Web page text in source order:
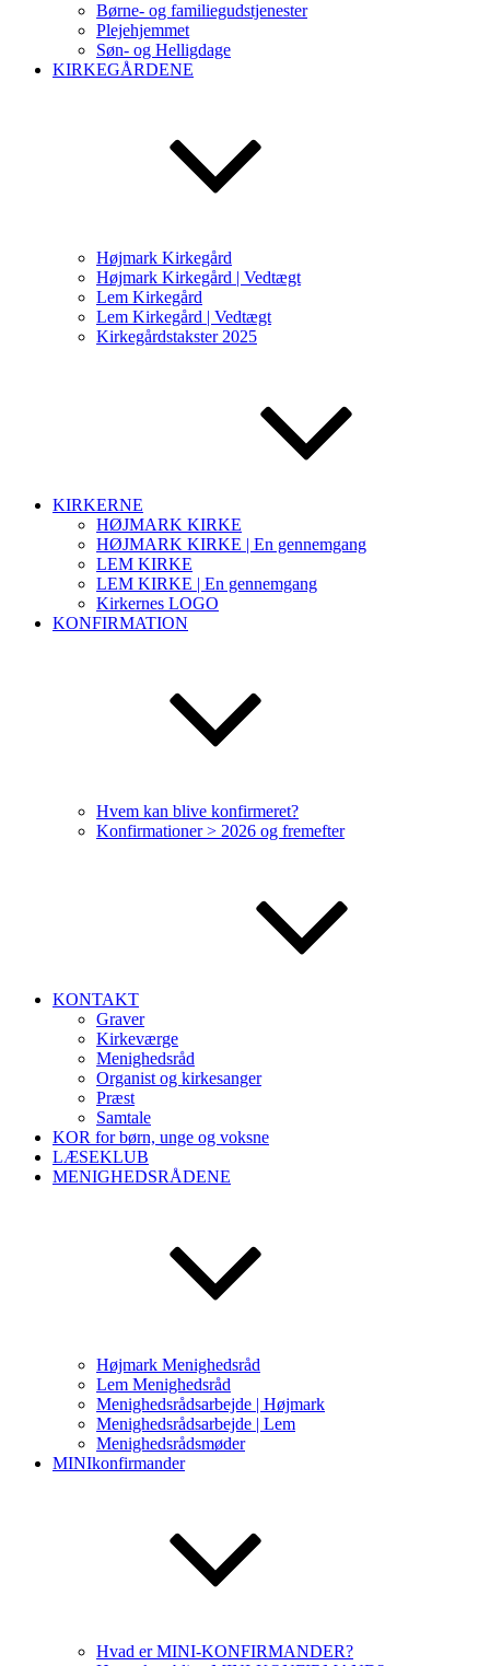
Børne- og familiegudstjenester
Plejehjemmet
Søn- og Helligdage
KIRKEGÅRDENE
Højmark Kirkegård
Højmark Kirkegård | Vedtægt
Lem Kirkegård
Lem Kirkegård | Vedtægt
Kirkegårdstakster 2025
KIRKERNE
HØJMARK KIRKE
HØJMARK KIRKE | En gennemgang
LEM KIRKE
LEM KIRKE | En gennemgang
Kirkernes LOGO
KONFIRMATION
Hvem kan blive konfirmeret?
Konfirmationer > 2026 og fremefter
KONTAKT
Graver
Kirkeværge
Menighedsråd
Organist og kirkesanger
Præst
Samtale
KOR for børn, unge og voksne
LÆSEKLUB
MENIGHEDSRÅDENE
Højmark Menighedsråd
Lem Menighedsråd
Menighedsrådsarbejde | Højmark
Menighedsrådsarbejde | Lem
Menighedsrådsmøder
MINIkonfirmander
Hvad er MINI-KONFIRMANDER?